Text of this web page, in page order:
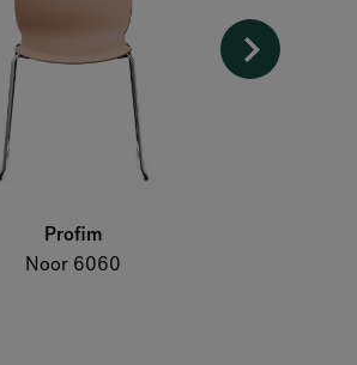
Profim
Noor 6060